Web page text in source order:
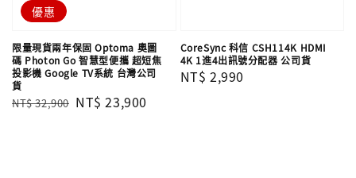
優惠
限量現貨兩年保固 Optoma 奧圖
碼 Photon Go 智慧型便攜 超短焦
投影機 Google TV系統 台灣公司
貨
Regular
NT$ 32,900 Sale
NT$ 23,900
CoreSync 科信 CSH114K HDMI
4K 1進4出訊號分配器 公司貨
Regular
NT$ 2,990